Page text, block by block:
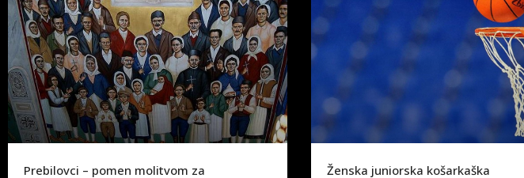
Prebilovci – pomen molitvom za
Ženska juniorska košarkaška